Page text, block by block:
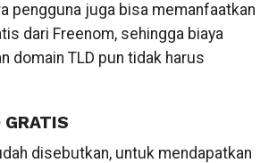
pengguna juga bisa memanfaatkan
dari Freenom, sehingga biaya
domain TLD pun tidak harus
disebutkan, untuk mendapatkan